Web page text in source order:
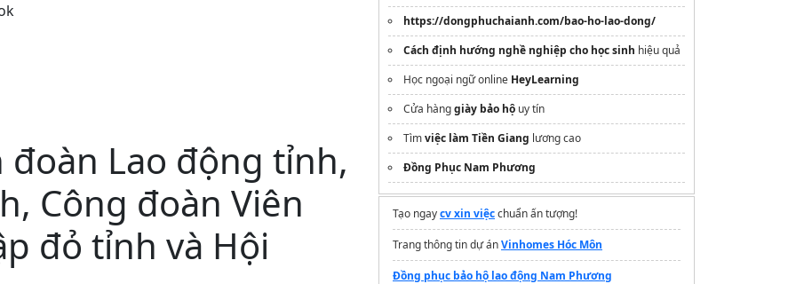
đoàn Lao động tỉnh,
Công đoàn Viên
đỏ tỉnh và Hội
https://dongphuchaianh.com/bao-ho-lao-dong/
Cách định hướng nghề nghiệp cho học sinh hiệu quả
Học ngoại ngữ online HeyLearning
Cửa hànggiày bảo hộ uy tín
Tìmviệc làm Tiền Giang lương cao
Đồng Phục Nam Phương
Tạo ngaycv xin việcchuẩn ấn tượng!
Trang thông tin dự ánVinhomes Hóc Môn
Đồng phục bảo hộ lao động Nam Phương